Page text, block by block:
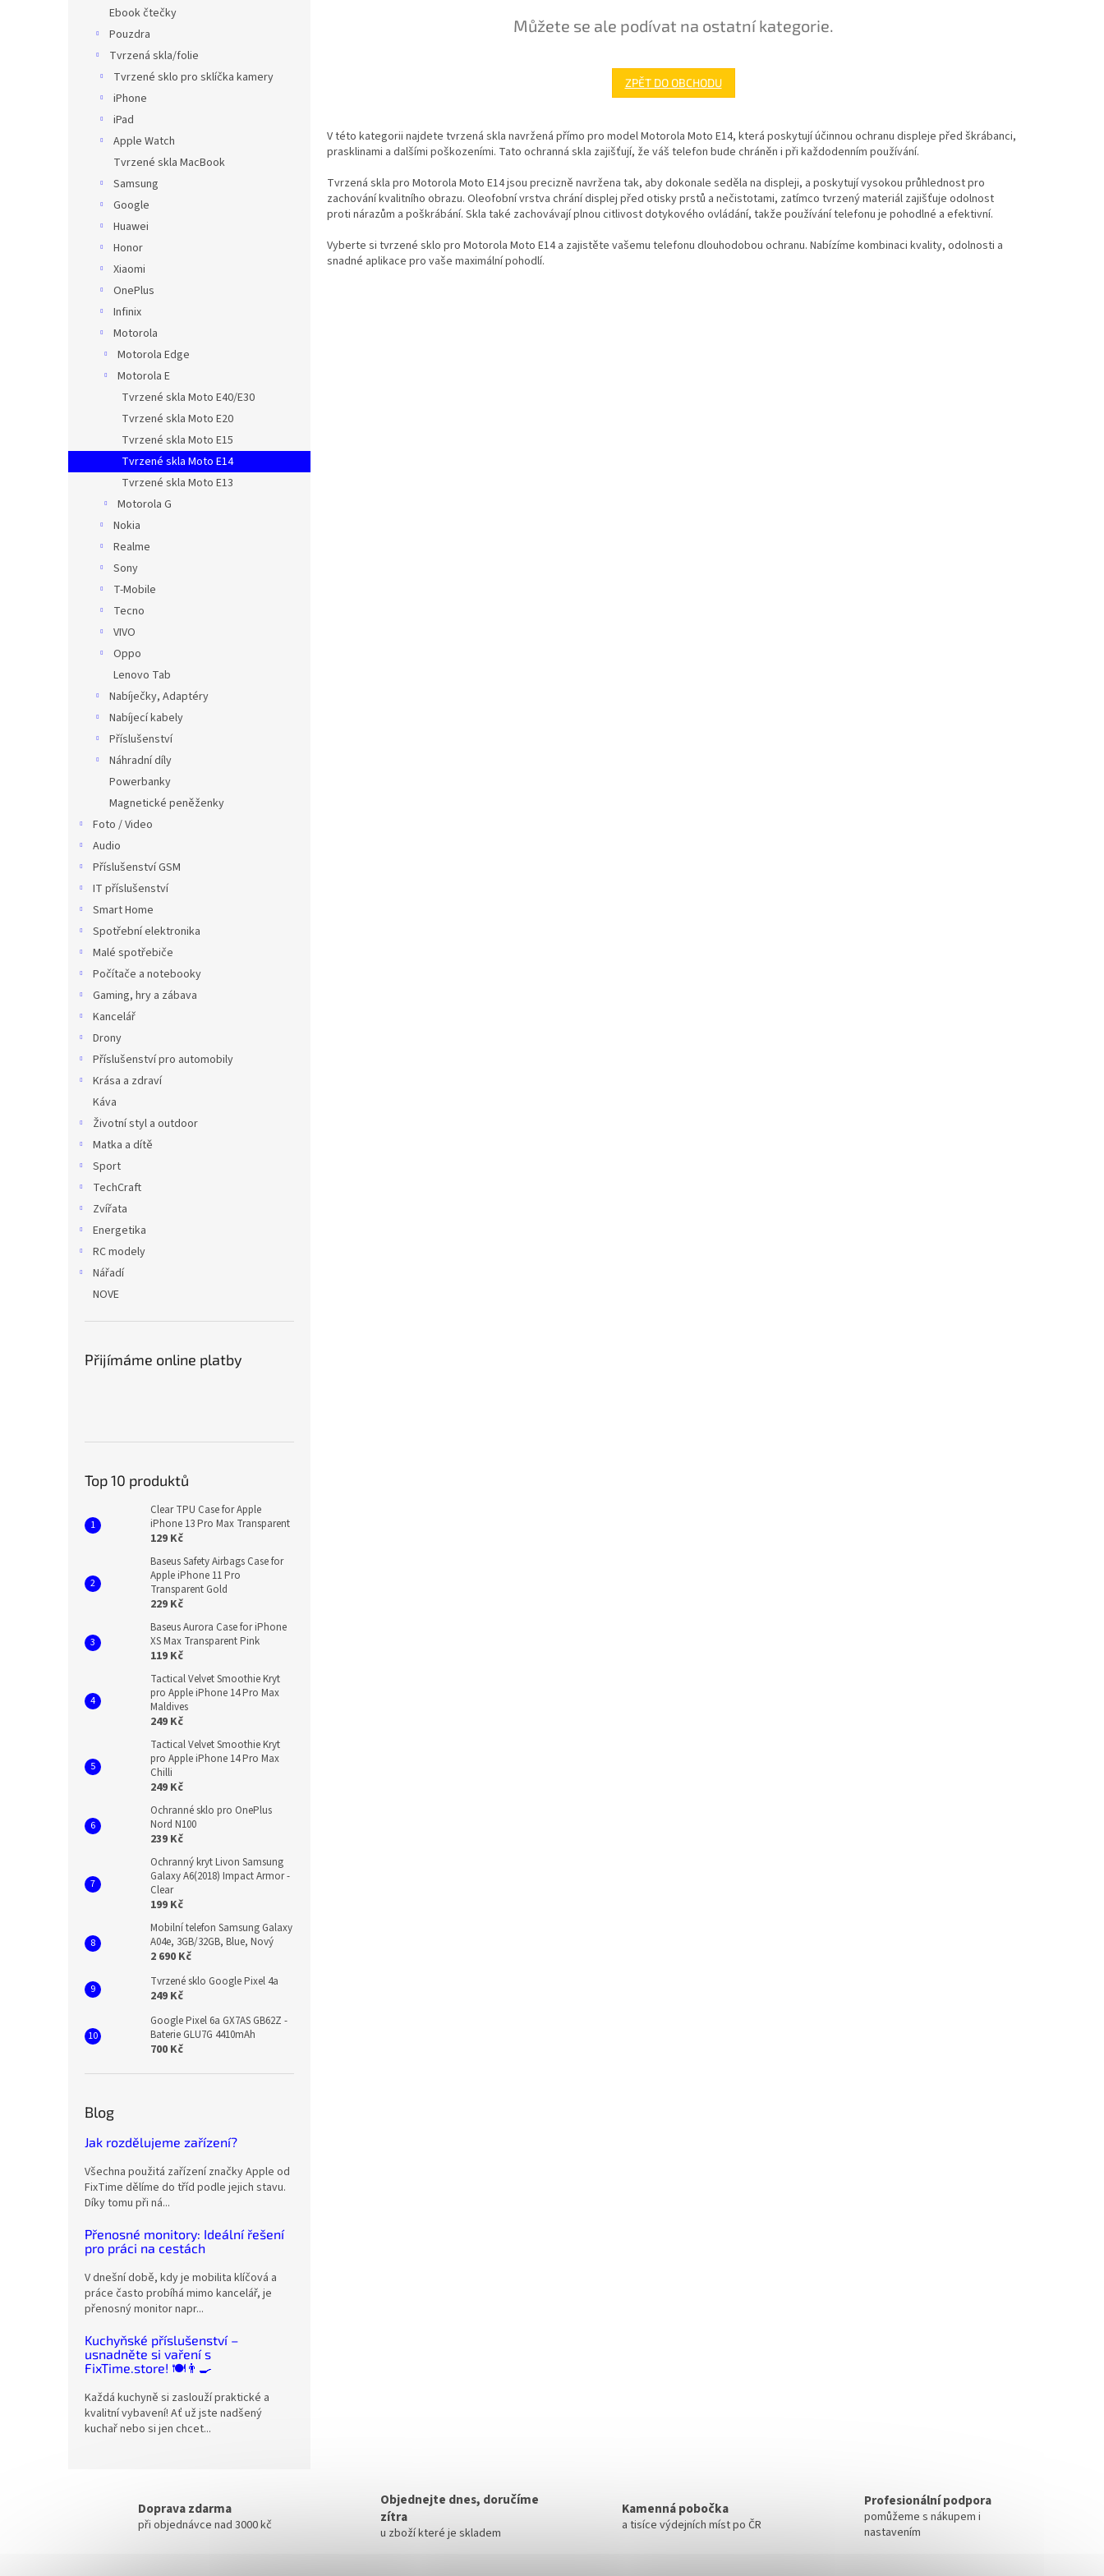
Ebook čtečky
Pouzdra
Tvrzená skla/folie
Tvrzené sklo pro sklíčka kamery
iPhone
iPad
Apple Watch
Tvrzené skla MacBook
Samsung
Google
Huawei
Honor
Xiaomi
OnePlus
Infinix
Motorola
Motorola Edge
Motorola E
Tvrzené skla Moto E40/E30
Tvrzené skla Moto E20
Tvrzené skla Moto E15
Tvrzené skla Moto E14
Tvrzené skla Moto E13
Motorola G
Nokia
Realme
Sony
T-Mobile
Tecno
VIVO
Oppo
Lenovo Tab
Nabíječky, Adaptéry
Nabíjecí kabely
Příslušenství
Náhradní díly
Powerbanky
Magnetické peněženky
Foto / Video
Audio
Příslušenství GSM
IT příslušenství
Smart Home
Spotřební elektronika
Malé spotřebiče
Počítače a notebooky
Gaming, hry a zábava
Kancelář
Drony
Příslušenství pro automobily
Krása a zdraví
Káva
Životní styl a outdoor
Matka a dítě
Sport
TechCraft
Zvířata
Energetika
RC modely
Nářadí
NOVE
Přijímáme online platby
Top 10 produktů
Clear TPU Case for Apple
iPhone 13 Pro Max Transparent
129 Kč
Baseus Safety Airbags Case for
Apple iPhone 11 Pro
Transparent Gold
229 Kč
Baseus Aurora Case for iPhone
XS Max Transparent Pink
119 Kč
Tactical Velvet Smoothie Kryt
pro Apple iPhone 14 Pro Max
Maldives
249 Kč
Tactical Velvet Smoothie Kryt
pro Apple iPhone 14 Pro Max
Chilli
249 Kč
Ochranné sklo pro OnePlus
Nord N100
239 Kč
Ochranný kryt Livon Samsung
Galaxy A6(2018) Impact Armor -
Clear
199 Kč
Mobilní telefon Samsung Galaxy
A04e, 3GB/32GB, Blue, Nový
2 690 Kč
Tvrzené sklo Google Pixel 4a
249 Kč
Google Pixel 6a GX7AS GB62Z -
Baterie GLU7G 4410mAh
700 Kč
Blog
Jak rozdělujeme zařízení?
Všechna použitá zařízení značky Apple od
FixTime dělíme do tříd podle jejich stavu.
Díky tomu při ná...
Přenosné monitory: Ideální řešení
pro práci na cestách
V dnešní době, kdy je mobilita klíčová a
práce často probíhá mimo kancelář, je
přenosný monitor napr...
Kuchyňské příslušenství –
usnadněte si vaření s
FixTime.store! 🍽️👨‍🍳
Každá kuchyně si zaslouží praktické a
kvalitní vybavení! Ať už jste nadšený
kuchař nebo si jen chcet...
Můžete se ale podívat na ostatní kategorie.
ZPĚT DO OBCHODU
V této kategorii najdete tvrzená skla navržená přímo pro model Motorola Moto E14, která poskytují účinnou ochranu displeje před škrábanci,
prasklinami a dalšími poškozeními. Tato ochranná skla zajišťují, že váš telefon bude chráněn i při každodenním používání.
Tvrzená skla pro Motorola Moto E14 jsou precizně navržena tak, aby dokonale seděla na displeji, a poskytují vysokou průhlednost pro
zachování kvalitního obrazu. Oleofobní vrstva chrání displej před otisky prstů a nečistotami, zatímco tvrzený materiál zajišťuje odolnost
proti nárazům a poškrábání. Skla také zachovávají plnou citlivost dotykového ovládání, takže používání telefonu je pohodlné a efektivní.
Vyberte si tvrzené sklo pro Motorola Moto E14 a zajistěte vašemu telefonu dlouhodobou ochranu. Nabízíme kombinaci kvality, odolnosti a
snadné aplikace pro vaše maximální pohodlí.
Doprava zdarma
při objednávce nad 3000 kč
Objednejte dnes, doručíme
zítra
u zboží které je skladem
Kamenná pobočka
a tisíce výdejních míst po ČR
Profesionální podpora
pomůžeme s nákupem i
nastavením